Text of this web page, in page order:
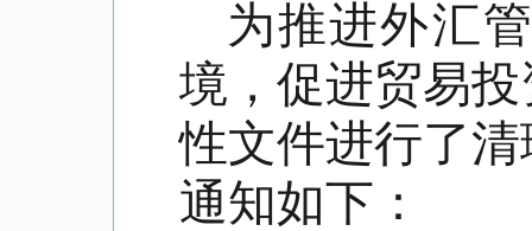
为推进外汇
境，促进贸易
性文件进行了
通知如下：